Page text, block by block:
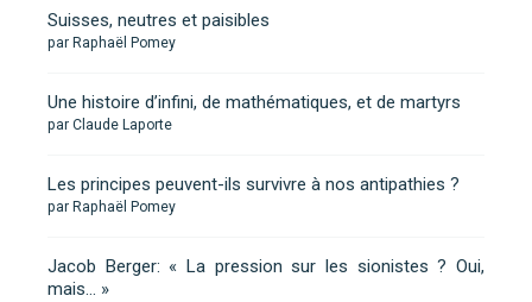
Suisses, neutres et paisibles
par Raphaël Pomey
Une histoire d’infini, de mathématiques, et de martyrs
par Claude Laporte
Les principes peuvent-ils survivre à nos antipathies ?
par Raphaël Pomey
Jacob Berger: « La pression sur les sionistes ? Oui,
mais… »